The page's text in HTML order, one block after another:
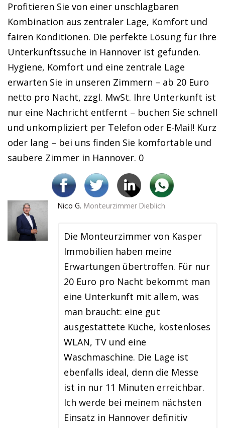
Profitieren Sie von einer unschlagbaren
Kombination aus zentraler Lage, Komfort und
fairen Konditionen. Die perfekte Lösung für Ihre
Unterkunftssuche in Hannover ist gefunden.
Hygiene, Komfort und eine zentrale Lage
erwarten Sie in unseren Zimmern – ab 20 Euro
netto pro Nacht, zzgl. MwSt. Ihre Unterkunft ist
nur eine Nachricht entfernt – buchen Sie schnell
und unkompliziert per Telefon oder E-Mail! Kurz
oder lang – bei uns finden Sie komfortable und
saubere Zimmer in Hannover. 0
Nico G. Monteurzimmer Dieblich
Die Monteurzimmer von Kasper
Immobilien haben meine
Erwartungen übertroffen. Für nur
20 Euro pro Nacht bekommt man
eine Unterkunft mit allem, was
man braucht: eine gut
ausgestattete Küche, kostenloses
WLAN, TV und eine
Waschmaschine. Die Lage ist
ebenfalls ideal, denn die Messe
ist in nur 11 Minuten erreichbar.
Ich werde bei meinem nächsten
Einsatz in Hannover definitiv